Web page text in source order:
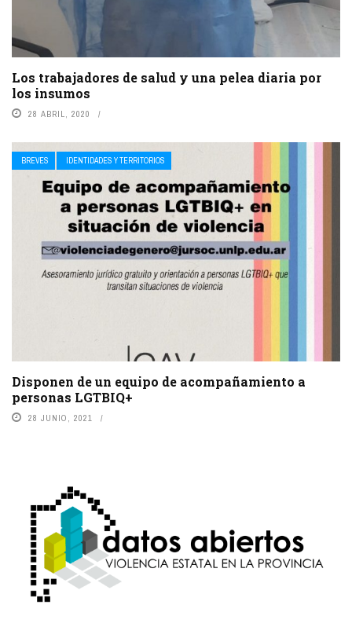
Los trabajadores de salud y una pelea diaria por
los insumos
28 ABRIL, 2020
BREVES IDENTIDADES Y TERRITORIOS
Disponen de un equipo de acompañamiento a
personas LGTBIQ+
28 JUNIO, 2021